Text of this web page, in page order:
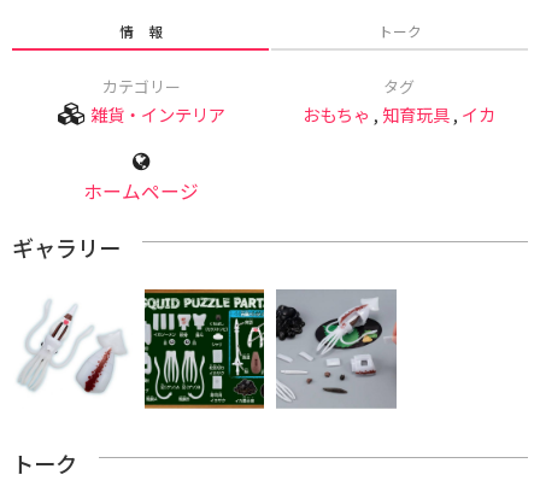
情 報 トーク
カテゴリー
雑貨・インテリア
タグ
おもちゃ , 知育玩具, イカ
ホームページ
ギャラリー
トーク